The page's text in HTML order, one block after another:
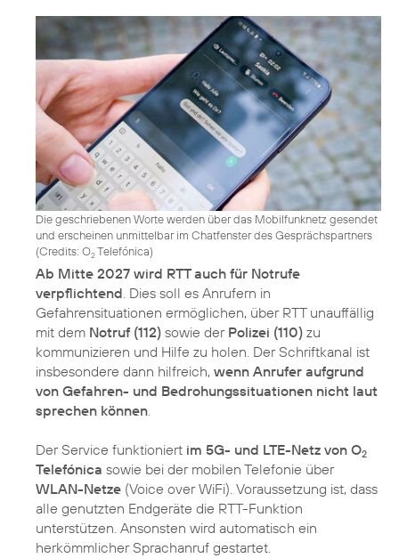
Die geschriebenen Worte werden über das Mobilfunknetz gesendet
und erscheinen unmittelbar im Chatfenster des Gesprächspartners
(Credits: O2Telefónica)
Ab Mitte 2027 wird RTT auch für Notrufe
verpflichtend. Dies soll es Anrufern in
Gefahrensituationen ermöglichen, über RTT unauffällig
mit dem Notruf (112) sowie der Polizei (110) zu
kommunizieren und Hilfe zu holen. Der Schriftkanal ist
insbesondere dann hilfreich, wenn Anrufer aufgrund
von Gefahren- und Bedrohungssituationen nicht laut
sprechen können.
Der Service funktioniert im 5G- und LTE-Netz von O2
Telefónica sowie bei der mobilen Telefonie über
WLAN-Netze (Voice over WiFi). Voraussetzung ist, dass
alle genutzten Endgeräte die RTT-Funktion
unterstützen. Ansonsten wird automatisch ein
herkömmlicher Sprachanruf gestartet.